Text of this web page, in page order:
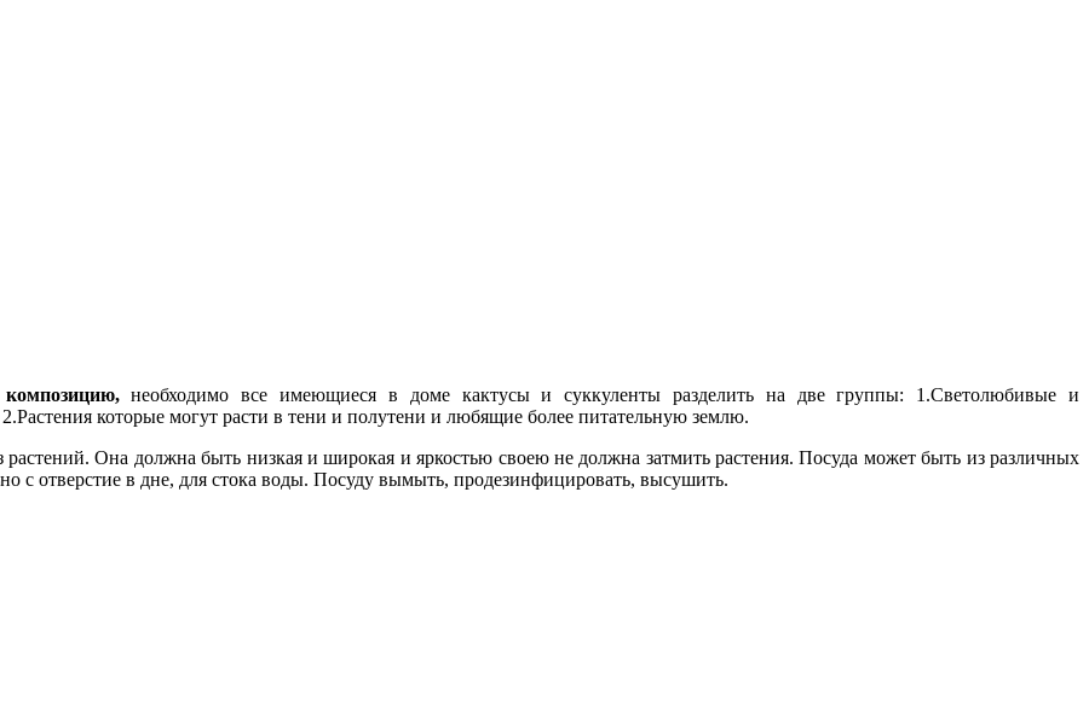
необходимо все имеющиеся в доме кактусы и суккуленты разделить на две группы: 1.Светолюбивые и
которые могут расти в тени и полутени и любящие более питательную землю.
Она должна быть низкая и широкая и яркостью своею не должна затмить растения. Посуда может быть из различных
с отверстие в дне, для стока воды. Посуду вымыть, продезинфицировать, высушить.